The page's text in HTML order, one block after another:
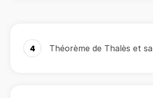
4 Théorème de Thalès et